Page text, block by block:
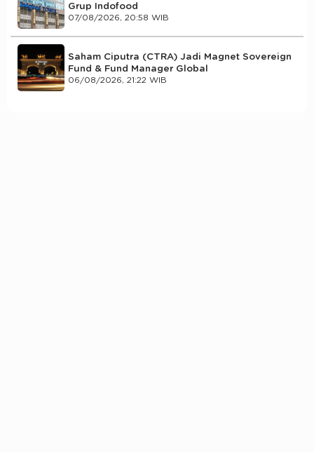
Grup Indofood
07/08/2026, 20:58 WIB
Saham Ciputra (CTRA) Jadi Magnet Sovereign
Fund & Fund Manager Global
06/08/2026, 21:22 WIB